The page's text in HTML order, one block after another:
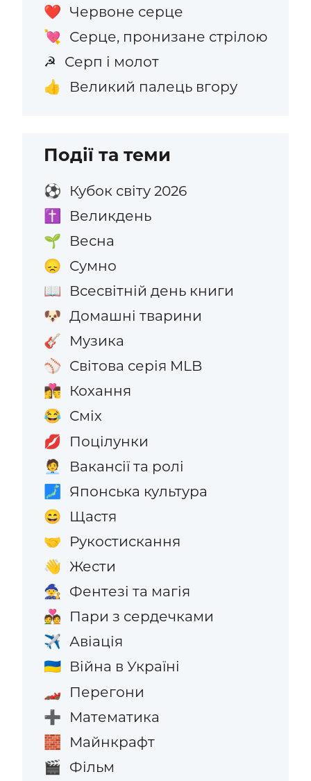
❤️ Червоне серце
💘 Серце, пронизане стрілою
☭ Серп і молот
👍 Великий палець вгору
Події та теми
⚽ Кубок світу 2026
✝️ Великдень
🌱 Весна
😞 Сумно
📖 Всесвітній день книги
🐶 Домашні тварини
🎸 Музика
⚾ Світова серія MLB
👩‍❤️‍💋‍👨 Кохання
😂 Сміх
💋 Поцілунки
🧑‍💼 Вакансії та ролі
🗾 Японська культура
😄 Щастя
🤝 Рукостискання
👋 Жести
🧙 Фентезі та магія
💑 Пари з сердечками
✈️ Авіація
🇺🇦 Війна в Україні
🏎️ Перегони
➕ Математика
🧱 Майнкрафт
🎬 Фільм